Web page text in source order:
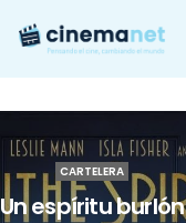
CARTELERA
Un espíritu burlón